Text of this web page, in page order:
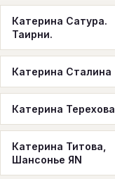
Катерина Сатура.
Таирни.
Катерина Сталина
Катерина Терехова
Катерина Титова,
Шансонье ЯN